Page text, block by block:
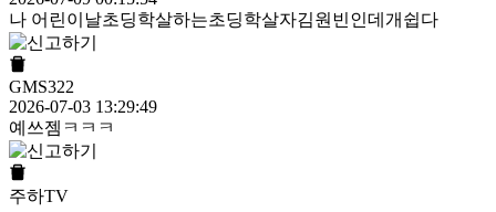
나 어린이날초딩학살하는초딩학살자김원빈인데개쉽다
GMS322
2026-07-03 13:29:49
예쓰젬ㅋㅋㅋ
주하TV